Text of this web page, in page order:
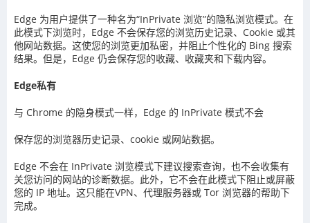
Edge 为用户提供了一种名为“InPrivate 浏览”的隐私浏览模式。在
此模式下浏览时，Edge 不会保存您的浏览历史记录、Cookie 或其
他网站数据。这使您的浏览更加私密，并阻止个性化的 Bing 搜索
结果。但是，Edge 仍会保存您的收藏、收藏夹和下载内容。
Edge私有
与 Chrome 的隐身模式一样，Edge 的 InPrivate 模式不会
保存您的浏览器历史记录、cookie 或网站数据。
Edge 不会在 InPrivate 浏览模式下建议搜索查询，也不会收集有
关您访问的网站的诊断数据。此外，它不会在此模式下阻止或屏蔽
您的 IP 地址。这只能在VPN、代理服务器或 Tor 浏览器的帮助下
完成。